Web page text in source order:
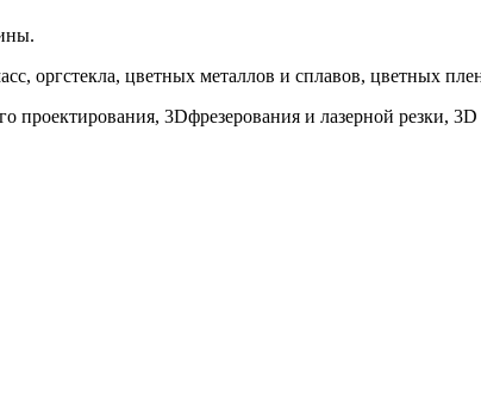
оргстекла, цветных металлов и сплавов, цветных
проектирования, 3Dфрезерования и лазерной резки,